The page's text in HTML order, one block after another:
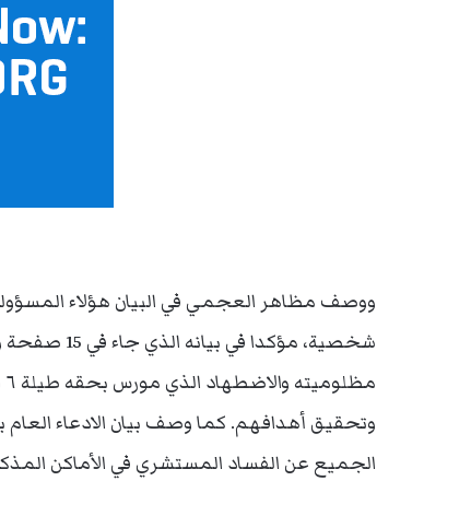
ووصف مظاهر العجمي في البيان هؤلاء
شخصية،
وتحقيق أهدافهم. كما وصف بيان الادعاء العام
الجميع عن الفساد المستشري في الأماكن